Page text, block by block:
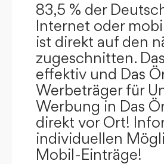
83,5 % der
Internet oder
ist direkt auf den
zugeschnitten.
effektiv und Das
Werbeträger für
Werbung in Das
direkt vor Ort!
individuellen
Mobil-Einträge!